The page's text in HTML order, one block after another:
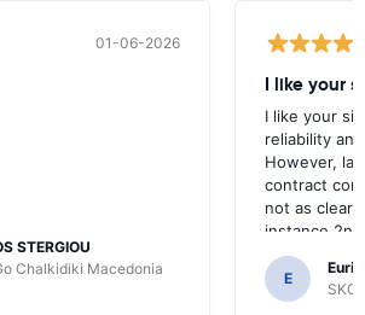
01-06-2026
STERGIOU
Chalkidiki Macedonia
I like your
I like your
reliability
However,
contract
not as clear
instance
the most
your site.
E
SKG